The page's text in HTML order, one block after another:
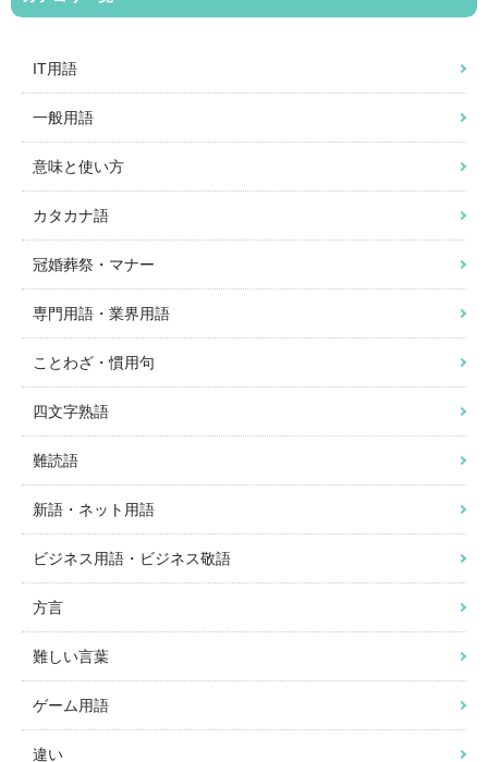
IT用語
一般用語
意味と使い方
カタカナ語
冠婚葬祭・マナー
専門用語・業界用語
ことわざ・慣用句
四文字熟語
難読語
新語・ネット用語
ビジネス用語・ビジネス敬語
方言
難しい言葉
ゲーム用語
違い